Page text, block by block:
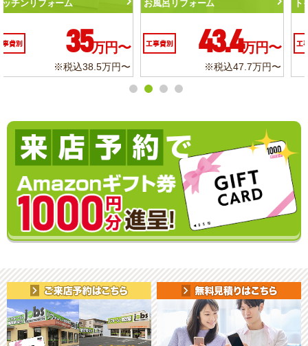
円〜
トイレリフォーム
工事費別 10.3万円〜
※税込11.3万円〜
洗面化粧台リフォーム
工事費別 6.2
※税込